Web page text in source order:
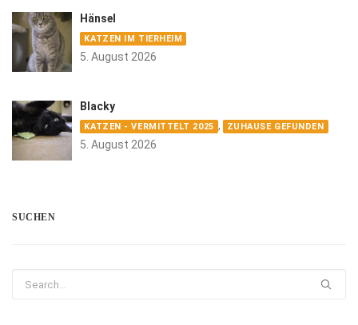
Hänsel
KATZEN IM TIERHEIM
5. August 2026
Blacky
KATZEN - VERMITTELT 2025 , ZUHAUSE GEFUNDEN
5. August 2026
SUCHEN